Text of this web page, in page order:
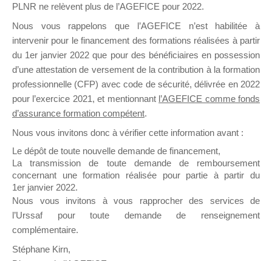
Ce groupe est destiné aux Organismes de
Formation qui souhaitent répondre à l’Appel à
Propositions Mallette du Dirigeant.
sur lequel il est possible de laisser un message
ou poser une question.
NB : Il est nécessaire d’être
pouvoir rejoindre ce groupe
PLNR ne relèvent plus de l’AGEFICE pour 2022.
Nous vous rappelons que l’AGEFICE n’est habilitée à
intervenir pour le financement des formations réalisées à partir
du 1er janvier 2022 que pour des bénéficiaires en possession
d’une attestation de versement de la contribution à la formation
professionnelle (CFP) avec code de sécurité, délivrée en 2022
pour l’exercice 2021, et mentionnant l’AGEFICE comme fonds
d’assurance formation compétent.
Nous vous invitons donc à vérifier cette information avant :
Le dépôt de toute nouvelle demande de financement,
La transmission de toute demande de remboursement
concernant une formation réalisée pour partie à partir du
1er janvier 2022.
Nous vous invitons à vous rapprocher des services de
l’Urssaf pour toute demande de renseignement
complémentaire.
Stéphane Kirn,